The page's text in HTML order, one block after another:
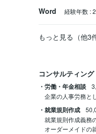
決める必要があるのかを一
ュー
対応アドバイス
種書類、手続きのサポート
Word 経験年数 :
もっと見る（他3
コンサルティン
・労働・年金相談
企業の人事労務と
・就業規則作成
就業規則作成義務
オーダーメイドの